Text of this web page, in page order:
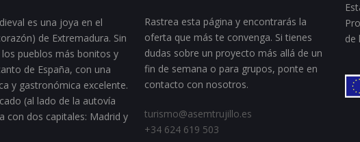
es una joya en el
de Extremadura. Sin
pueblos más bonitos y
de España, con una
y gastronómica excelente.
(al lado de la autovía
con dos capitales: Madrid y
Rastrea esta página y encontrarás la
oferta que más te convenga. Si tienes
dudas sobre un proyecto más allá de un
fin de semana o para grupos, ponte en
contacto con nosotros.
turismo@asemtrujillo.es
+34 624 619 503
de